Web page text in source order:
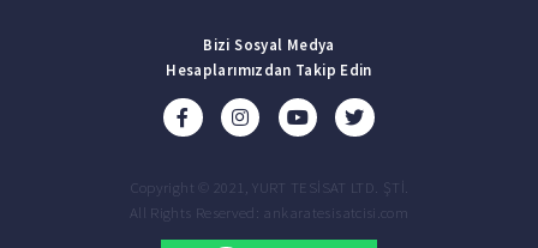
Bizi Sosyal Medya
Hesaplarımızdan Takip Edin
Copyright © 2021, YURT TESİSAT LTD. ŞTİ.
All Rights Reserved: ankaratesisatcisi.com